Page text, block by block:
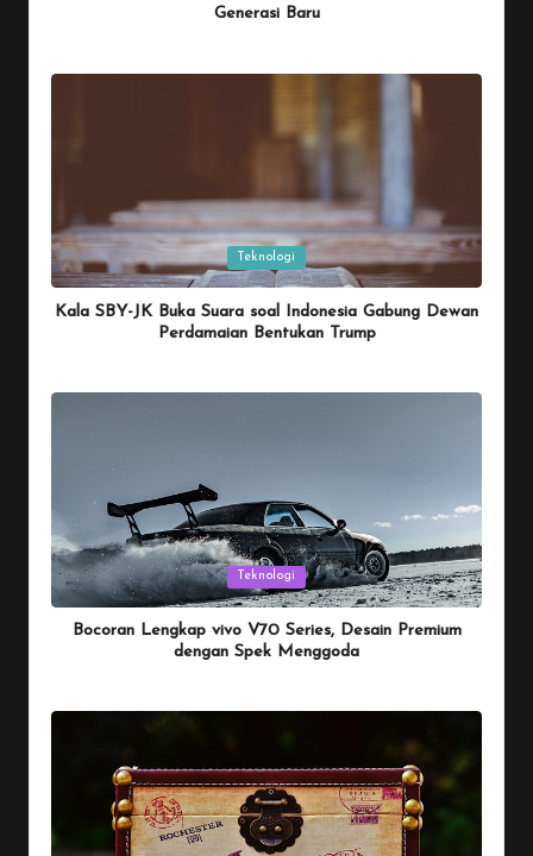
Generasi Baru
Posted
in
Teknologi
Kala SBY-JK Buka Suara soal Indonesia Gabung Dewan
Perdamaian Bentukan Trump
Posted
Teknologi
Bocoran Lengkap vivo V70 Series, Desain Premium
dengan Spek Menggoda